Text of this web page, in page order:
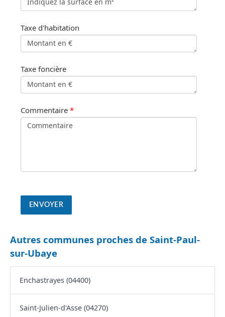
Taxe d'habitation
Taxe foncière
Commentaire *
Autres communes proches de Saint-Paul-
sur-Ubaye
Enchastrayes (04400)
Saint-Julien-d'Asse (04270)